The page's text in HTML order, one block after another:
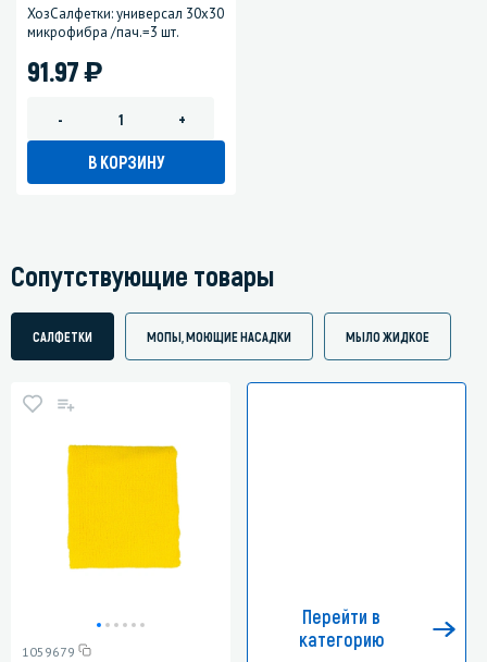
ХозСалфетки: универсал 30х30
микрофибра /пач.=3 шт.
91.97)
- +
В КОРЗИНУ
Сопутствующие товары
САЛФЕТКИ МОПЫ, МОЮЩИЕ НАСАДКИ МЫЛО ЖИДКОЕ
1059679
Перейти в
категорию